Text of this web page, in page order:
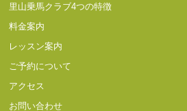
里山乗馬クラブ4つの特徴
料金案内
レッスン案内
ご予約について
アクセス
お問い合わせ